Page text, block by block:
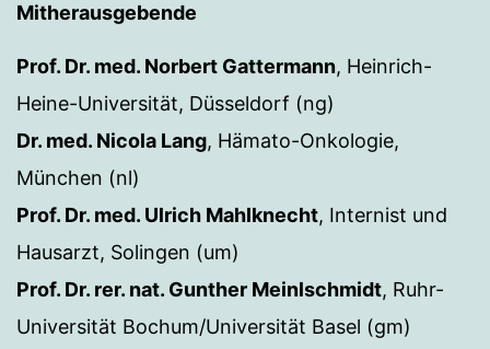
Mitherausgebende
Prof. Dr. med. Norbert Gattermann, Heinrich-
Heine-Universität, Düsseldorf (ng)
Dr. med. Nicola Lang, Hämato-Onkologie,
München (nl)
Prof. Dr. med. Ulrich Mahlknecht, Internist und
Hausarzt, Solingen (um)
Prof. Dr. rer. nat. Gunther Meinlschmidt, Ruhr-
Universität Bochum/Universität Basel (gm)